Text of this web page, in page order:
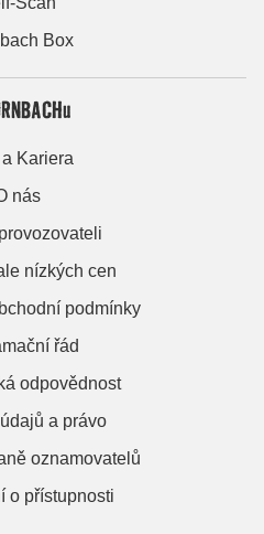
Box
Kariera
nás
nízkých cen
podmínky
řád
odpovědnost
a právo
oznamovatelů
o přístupnosti